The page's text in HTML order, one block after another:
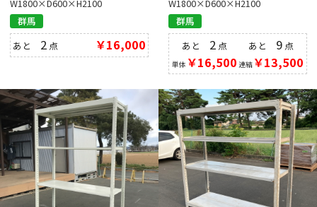
W1800×D600×H2100
群馬
あと 2 点 ￥16,000
W1800×D600×H2100
群馬
あと 2 点
単体 ￥16,500
あと 9点
連結￥13,500